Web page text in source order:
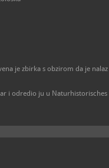
je zbirka s obzirom da je
i odredio ju u